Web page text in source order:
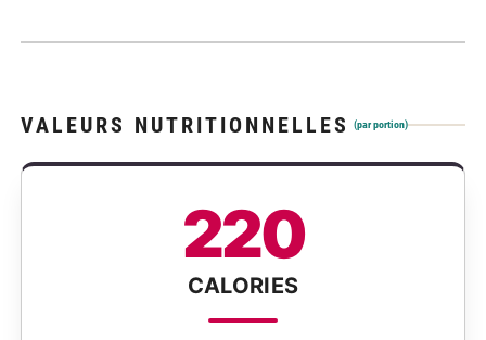
VALEURS NUTRITIONNELLES (par portion)
220
CALORIES